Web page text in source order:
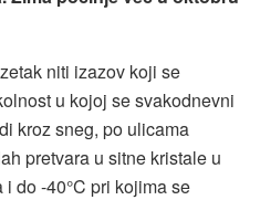
niti izazov koji se
u kojoj se svakodnevni
kroz sneg, po ulicama
pretvara u sitne kristale u
do -40°C pri kojima se